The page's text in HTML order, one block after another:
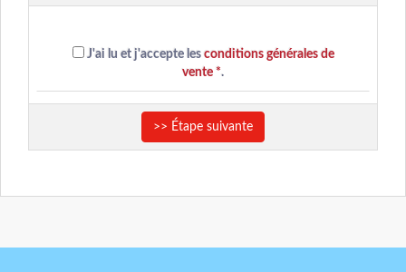
J'ai lu et j'accepte les conditions générales de
vente *.
>> Étape suivante